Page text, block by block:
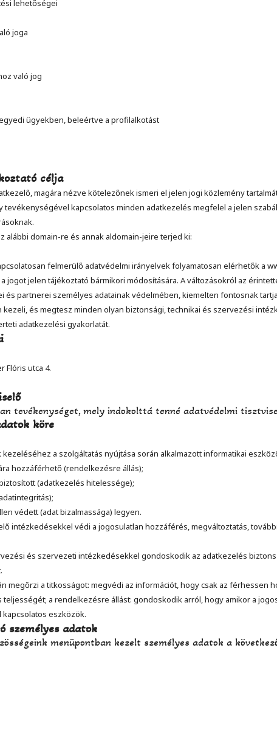
lehetőségei
joga
való jog
ügyekben, beleértve a profilalkotást
célja
magára nézve kötelezőnek ismeri el jelen jogi közlemény
tevékenységével kapcsolatos minden adatkezelés megfelel a jelen
alábbi domain-re és annak aldomain-jeire terjed ki:
felmerülő adatvédelmi irányelvek folyamatosan elérhetők a
jogot jelen tájékoztató bármikori módosítására. A változásokról az
és partnerei személyes adatainak védelmében, kiemelten fontosnak
és megtesz minden olyan biztonsági, technikai és szervezési
adatkezelési gyakorlatát.
Flóris utca 4.
tevékenységet, mely indokolttá tenné adatvédelmi
köre
a szolgáltatás nyújtása során alkalmazott informatikai
hozzáférhető (rendelkezésre állás);
(adatkezelés hitelessége);
védett (adat bizalmassága) legyen.
intézkedésekkel védi a jogosulatlan hozzáférés, megváltoztatás,
és szervezeti intézkedésekkel gondoskodik az adatkezelés
megőrzi a titkosságot: megvédi az információt, hogy csak az
a rendelkezésre állást: gondoskodik arról, hogy amikor a
eszközök.
személyes adatok
menüpontban kezelt személyes adatok a